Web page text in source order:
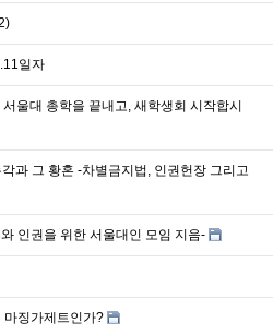
일자
울대 총학을 끝내고, 새학생회 시작합시
과 그 황혼 -차별금지법, 인권헌장 그리고
인권을 위한 서울대인 모임 지음-
마징가제트인가?